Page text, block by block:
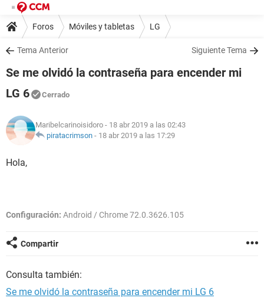
Foros Móviles y tabletas LG
Tema Anterior Siguiente Tema
Se me olvidó la contraseña para encender mi
LG 6
Cerrado
Maribelcarinoisidoro - 18 abr 2019 a las 02:43
piratacrimson - 18 abr 2019 a las 17:29
Hola,
Configuración: Android / Chrome 72.0.3626.105
Compartir
Consulta también:
Se me olvidó la contraseña para encender mi LG 6